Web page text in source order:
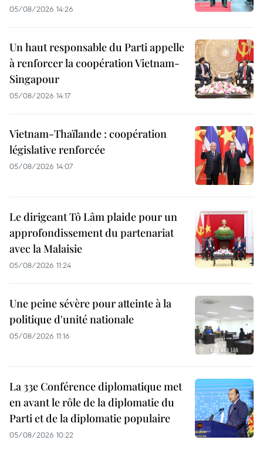
05/08/2026 14:26
Un haut responsable du Parti appelle
à renforcer la coopération Vietnam-
Singapour
05/08/2026 14:17
Vietnam-Thaïlande : coopération
législative renforcée
05/08/2026 14:07
Le dirigeant Tô Lâm plaide pour un
approfondissement du partenariat
avec la Malaisie
05/08/2026 11:24
Une peine sévère pour atteinte à la
politique d'unité nationale
05/08/2026 11:16
La 33e Conférence diplomatique met
en avant le rôle de la diplomatie du
Parti et de la diplomatie populaire
05/08/2026 10:22